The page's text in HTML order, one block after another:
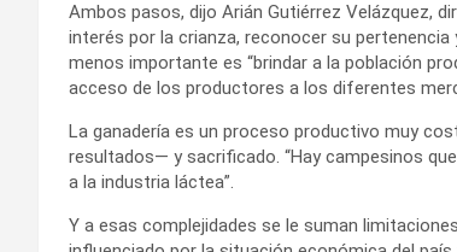
Ambos pasos, dijo Arián Gutiérrez Velázquez,
interés por la crianza, reconocer su
menos importante es “brindar a la población
acceso de los productores a los diferentes
La ganadería es un proceso productivo muy
resultados— y sacrificado. “Hay campesinos
a la industria láctea”.
Y a esas complejidades se le suman